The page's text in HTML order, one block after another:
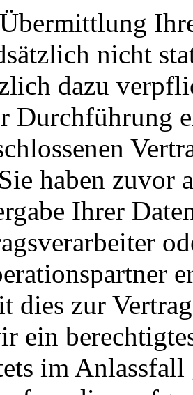
nicht
dazu
Durchführung
haben zuvor
Ihrer
dies zur
ein
im Anlassfall